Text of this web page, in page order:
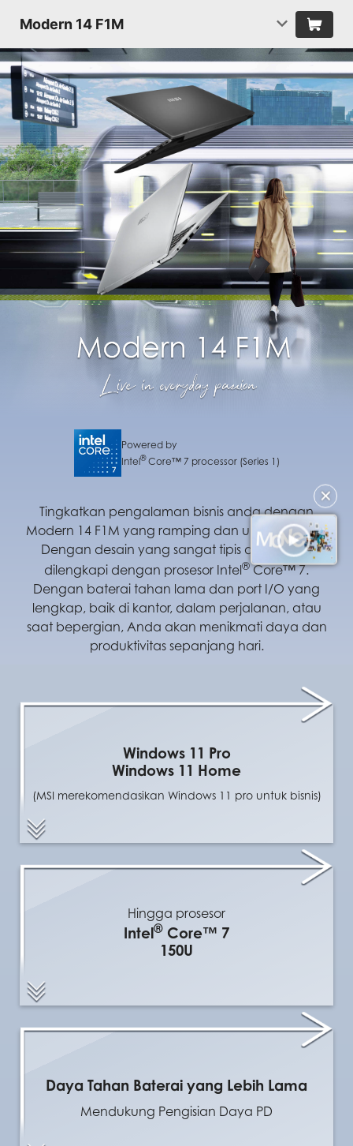
Modern 14 F1M
✕
Powered by
Intel®Core™ 7 processor (Series 1)
Tingkatkan pengalaman bisnis anda dengan
Modern 14 F1M yang ramping dan ultra-portable.
Dengan desain yang sangat tipis dan ringan
dilengkapi dengan prosesor Intel®Core™ 7.
Dengan baterai tahan lama dan port I/O yang
lengkap, baik di kantor, dalam perjalanan, atau
saat bepergian, Anda akan menikmati daya dan
produktivitas sepanjang hari.
Windows 11 Pro
Windows 11 Home
(MSI merekomendasikan Windows 11 pro untuk bisnis)
Hingga prosesor
Intel® Core™ 7
150U
Daya Tahan Baterai yang Lebih Lama
Mendukung Pengisian Daya PD